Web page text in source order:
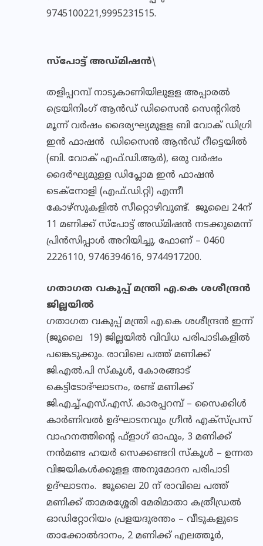
9745100221,9995231515.
സ്‌പോട്ട് അഡ്മിഷന്‍\
തളിപ്പറമ്പ് നാടുകാണിയിലുളള അപ്പാരല്‍
ട്രെയിനിംഗ് ആന്‍ഡ് ഡിസൈന്‍ സെന്ററില്‍
മൂന്ന് വര്‍ഷം ദൈര്യഘ്യമുളള ബി വോക് ഡിഗ്രി
ഇന്‍ ഫാഷന്‍ ഡിസൈന്‍ ആന്‍ഡ് റീട്ടെയില്‍
(ബി. വോക് എഫ്.ഡി.ആര്‍), ഒരു വര്‍ഷം
ദൈര്‍ഘ്യമുളള ഡിപ്ലോമ ഇന്‍ ഫാഷന്‍
ടെക്‌നോളി (എഫ്.ഡി.റ്റി) എന്നീ
കോഴ്‌സുകളില്‍ സീറ്റൊഴിവുണ്ട്. ജൂലൈ 24ന്
11 മണിക്ക് സ്‌പോട്ട് അഡ്മിഷന്‍ നടക്കുമെന്ന്
പ്രിന്‍സിപ്പാള്‍ അറിയിച്ചു. ഫോണ് – 0460
2226110, 9746394616, 9744917200.
ഗതാഗത വകുപ്പ് മന്ത്രി എ.കെ ശശീന്ദ്രന്‍
ജില്ലയില്‍
ഗതാഗത വകുപ്പ് മന്ത്രി എ.കെ ശശീന്ദ്രന്‍ ഇന്ന്
(ജൂലൈ 19) ജില്ലയില്‍ വിവിധ പരിപാടികളില്‍
പങ്കെടുക്കും. രാവിലെ പത്ത് മണിക്ക്
ജി.എല്‍.പി സ്‌കൂള്‍, കോരങ്ങാട്
കെട്ടിടോദ്ഘാടനം, രണ്ട് മണിക്ക്
ജി.എച്ച്.എസ്.എസ്. കാരപ്പറമ്പ് – സൈക്കിള്‍
കാര്‍ണിവല്‍ ഉദ്ഘാടനവും ഗ്രീന്‍ എക്‌സ്പ്രസ്
വാഹനത്തിന്റെ ഫ്‌ളാഗ് ഓഫും, 3 മണിക്ക്
നന്‍മണ്ട ഹയര്‍ സെക്കണ്ടറി സ്‌കൂള്‍ – ഉന്നത
വിജയികള്‍ക്കുളള അനുമോദന പരിപാടി
ഉദ്ഘാടനം. ജൂലൈ 20 ന് രാവിലെ പത്ത്
മണിക്ക് താമരശ്ശേരി മേരിമാതാ കത്രീഡ്രല്‍
ഓഡിറ്റോറിയം പ്രളയദുരന്തം – വീടുകളുടെ
താക്കോല്‍ദാനം, 2 മണിക്ക് എലത്തൂര്‍,